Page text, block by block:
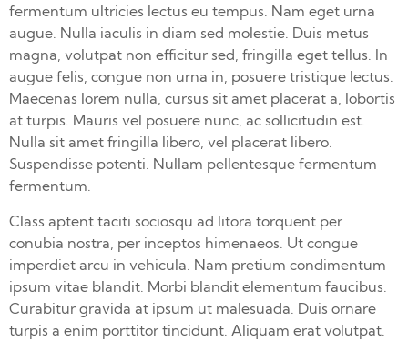
fermentum ultricies lectus eu tempus. Nam eget urna
augue. Nulla iaculis in diam sed molestie. Duis metus
magna, volutpat non efficitur sed, fringilla eget tellus. In
augue felis, congue non urna in, posuere tristique lectus.
Maecenas lorem nulla, cursus sit amet placerat a, lobortis
at turpis. Mauris vel posuere nunc, ac sollicitudin est.
Nulla sit amet fringilla libero, vel placerat libero.
Suspendisse potenti. Nullam pellentesque fermentum
fermentum.
Class aptent taciti sociosqu ad litora torquent per
conubia nostra, per inceptos himenaeos. Ut congue
imperdiet arcu in vehicula. Nam pretium condimentum
ipsum vitae blandit. Morbi blandit elementum faucibus.
Curabitur gravida at ipsum ut malesuada. Duis ornare
turpis a enim porttitor tincidunt. Aliquam erat volutpat.